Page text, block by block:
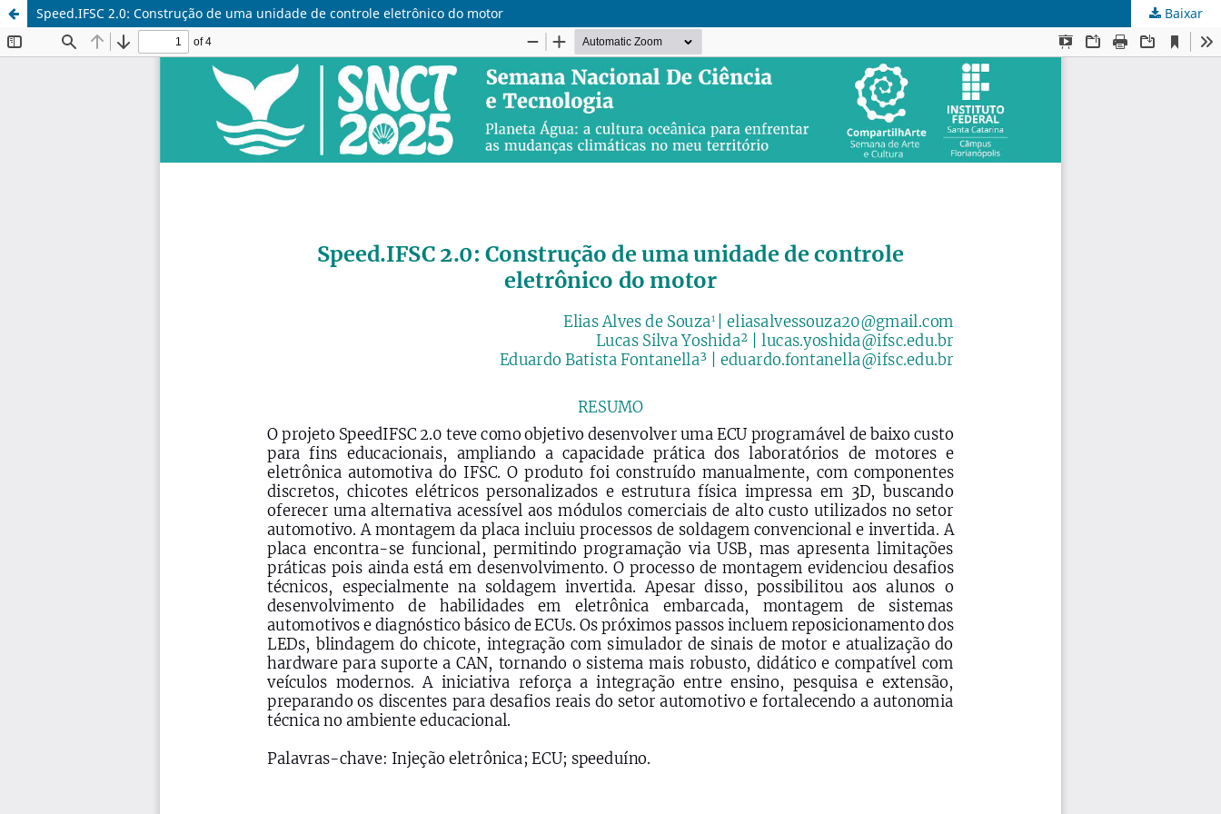
Speed.IFSC 2.0: Construção de uma unidade de controle eletrônico do motor Baixar